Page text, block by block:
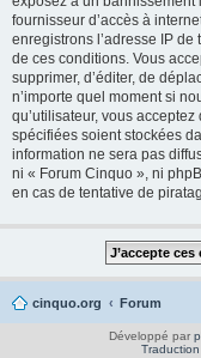
fournisseur d’accès à
enregistrons l’adresse IP
de ces conditions. Vous
supprimer, d’éditer, de
n’importe quel moment si
qu’utilisateur, vous
spécifiées soient stockées
information ne sera pas
ni « Forum Cinquo », ni
en cas de tentative de
cinquo.org Forum
Développé par